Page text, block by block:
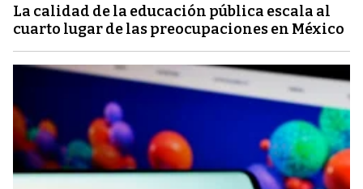
La calidad de la educación pública escala al
cuarto lugar de las preocupaciones en México